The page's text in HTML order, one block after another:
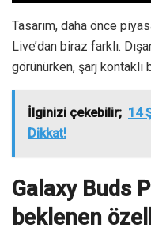
Tasarım, daha önce
Live’dan biraz farklı.
görünürken, şarj kontaklı
İlginizi çekebilir; 14
Dikkat!
Galaxy Buds
beklenen